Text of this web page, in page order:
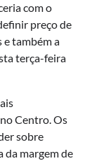
com o
preço de
e também a
terça-feira
Centro. Os
sobre
da margem de